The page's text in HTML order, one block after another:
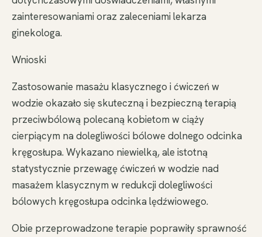
zainteresowaniami oraz zaleceniami lekarza
ginekologa.
Wnioski
Zastosowanie masażu klasycznego i ćwiczeń w
wodzie okazało się skuteczną i bezpieczną terapią
przeciwbólową polecaną kobietom w ciąży
cierpiącym na dolegliwości bólowe dolnego odcinka
kręgosłupa. Wykazano niewielką, ale istotną
statystycznie przewagę ćwiczeń w wodzie nad
masażem klasycznym w redukcji dolegliwości
bólowych kręgosłupa odcinka lędźwiowego.
Obie przeprowadzone terapie poprawiły sprawność